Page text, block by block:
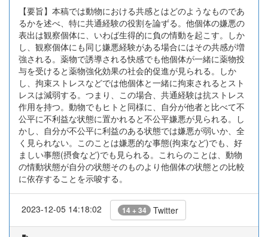
【要旨】本稿では動物における共感とはどのようなものであ
るかを述べ、特に共通経験の役割を論ずる。他個体の嫌悪の
表出は観察個体に、いわば生得的に負の情動を起こす。しか
し、観察個体にも同じ嫌悪経験がある場合にはその共感が増
強される。薬物で誘導される快感でも他個体が一緒に薬物投
与を受けると薬物強化効果の社会的促進が見られる。しか
し、拘束ストレスなどでは他個体と一緒に拘束されるとスト
レスは減弱する。つまり、この場合、共通経験は抗ストレス
作用を持つ。動物でもヒトと同様に、自分が他者と比べて不
公平に不利益な状態に置かれると不公平嫌悪が見られる。し
かし、自分が不公平に利益のある状態では嫌悪が弱いか、全
く見られない。このことは嫌悪的な事態(拘束など)でも、好
ましい事態(摂食など)でも見られる。これらのことは、動物
の情動状態が自分の状態そのものより他個体の状態との比較
に依存することを示唆する。
2023-12-05 14:18:02 14 + 34 Twitter